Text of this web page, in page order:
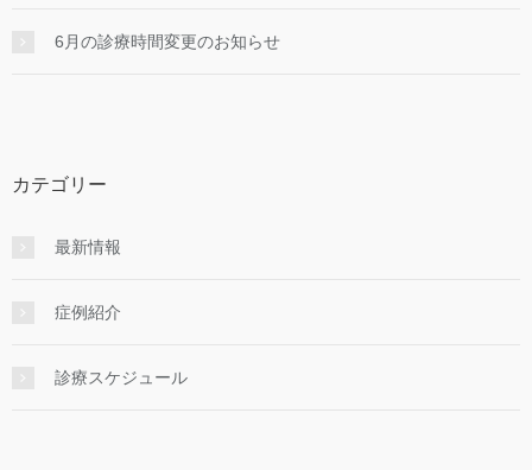
6月の診療時間変更のお知らせ
カテゴリー
最新情報
症例紹介
診療スケジュール